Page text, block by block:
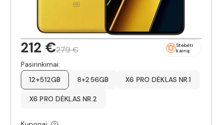
212 €279 €
Stebėti
kainą
Pasirinkimai:
12+512GB
8+256GB X6 PRO DĖKLAS NR.1
X6 PRO DĖKLAS NR.2